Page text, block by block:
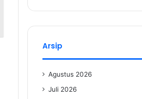
Arsip
Agustus 2026
Juli 2026